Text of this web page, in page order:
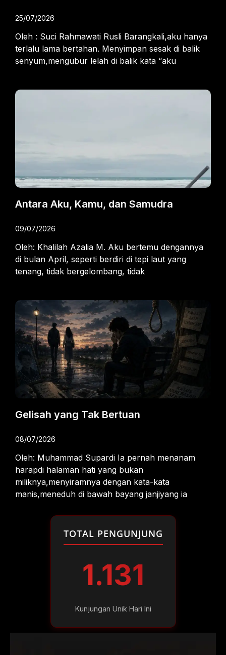
25/07/2026
Oleh : Suci Rahmawati Rusli Barangkali,aku hanya
terlalu lama bertahan. Menyimpan sesak di balik
senyum,mengubur lelah di balik kata “aku
Antara Aku, Kamu, dan Samudra
09/07/2026
Oleh: Khalilah Azalia M. Aku bertemu dengannya
di bulan April, seperti berdiri di tepi laut yang
tenang, tidak bergelombang, tidak
Gelisah yang Tak Bertuan
08/07/2026
Oleh: Muhammad Supardi Ia pernah menanam
harapdi halaman hati yang bukan
miliknya,menyiramnya dengan kata-kata
manis,meneduh di bawah bayang janjiyang ia
TOTAL PENGUNJUNG
1.131
Kunjungan Unik Hari Ini